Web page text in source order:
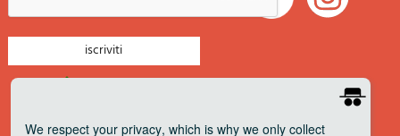
We respect your privacy, which is why we only collect